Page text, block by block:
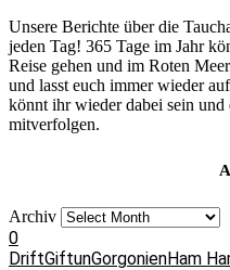
Unsere Berichte über die
jeden Tag! 365 Tage im Jahr
Reise gehen und im Roten
und lasst euch immer wieder
könnt ihr wieder dabei sein und
mitverfolgen.
Archiv
0
DriftGiftunGorgonienHam